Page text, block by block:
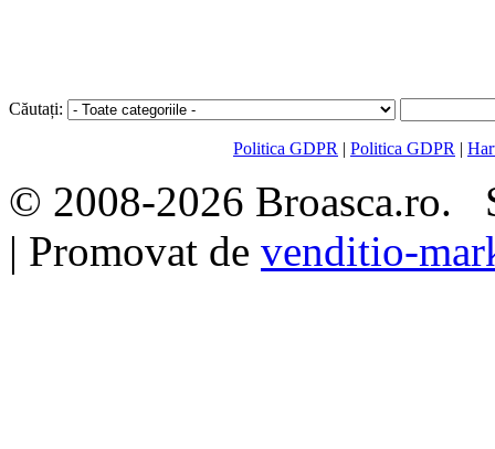
Căutați:
Politica GDPR | Politica GDPR |
© 2008-2026 Broasca.ro.
| Promovat de venditio-